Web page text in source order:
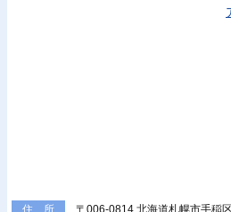
住 所
〒006-0814 北海道札幌市手稲